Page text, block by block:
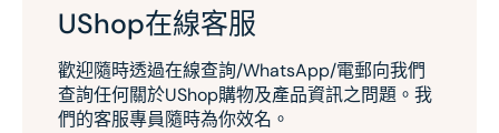
UShop在線客服
歡迎隨時透過在線查詢/WhatsApp/電郵向我們
查詢任何關於UShop購物及產品資訊之問題。我
們的客服專員隨時為你效名。